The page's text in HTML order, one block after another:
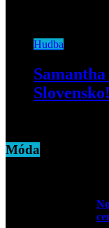
Hudba
Slovensko!
Móda